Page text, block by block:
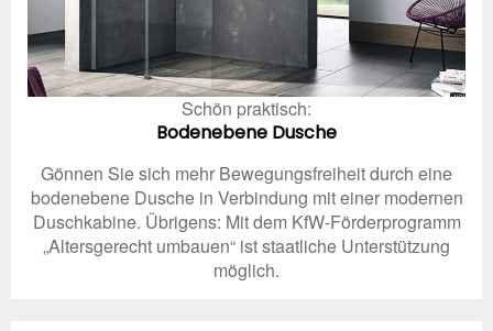
Schön praktisch:
Bodenebene Dusche
Gönnen Sie sich mehr Bewegungsfreiheit durch eine
bodenebene Dusche in Verbindung mit einer modernen
Duschkabine. Übrigens: Mit dem KfW-Förderprogramm
„Altersgerecht umbauen“ ist staatliche Unterstützung
möglich.